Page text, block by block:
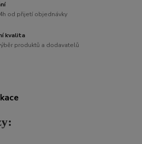
od přijetí objednávky
kvalita
produktů a dodavatelů